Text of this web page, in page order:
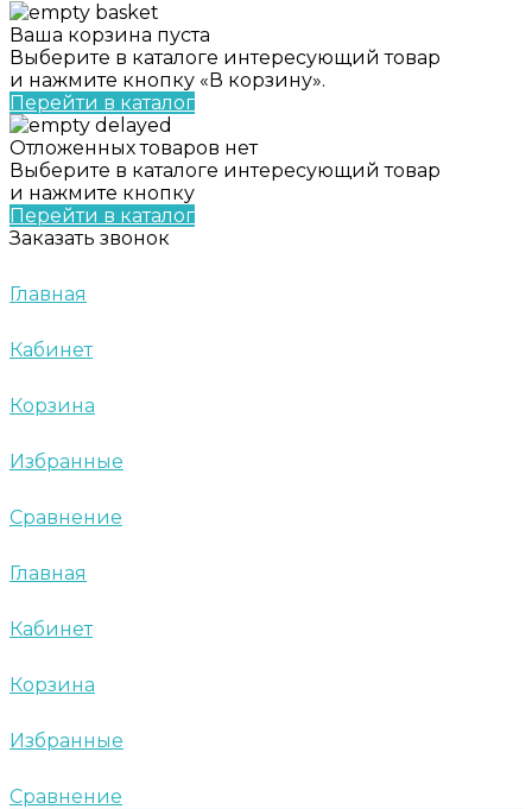
Ваша корзина пуста
Выберите в каталоге интересующий товар
и нажмите кнопку «В корзину».
Перейти в каталог
Отложенных товаров нет
Выберите в каталоге интересующий товар
и нажмите кнопку
Перейти в каталог
Заказать звонок
Главная
Кабинет
Корзина
Избранные
Сравнение
Главная
Кабинет
Корзина
Избранные
Сравнение